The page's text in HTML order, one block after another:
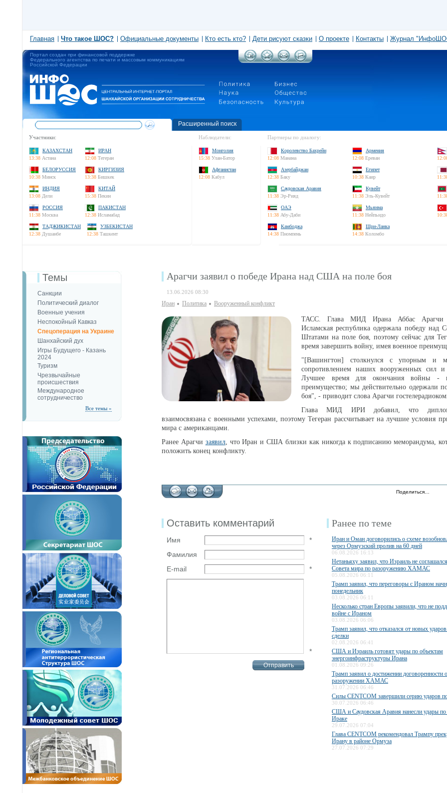
Главная Что такое ШОС? Официальные документы Кто есть кто? Дети рисуют сказки О проекте Контакты Журнал
Портал создан при финансовой поддержке
Федерального агентства по печати и массовым коммуникациям
Российской Федерации
Расширенный поиск
Участники:
КАЗАХСТАН
13:38 Астана
ИРАН
12:08 Тегеран
БЕЛОРУССИЯ
10:38 Минск
КИРГИЗИЯ
13:38 Бишкек
ИНДИЯ
13:08 Дели
КИТАЙ
15:38 Пекин
РОССИЯ
11:38 Москва
ПАКИСТАН
12:38 Исламабад
ТАДЖИКИСТАН
12:38 Душанбе
УЗБЕКИСТАН
12:38 Ташкент
Наблюдатели:
Монголия
15:38 Улан-Батор
Афганистан
12:08 Кабул
Партнеры по диалогу:
Королевство Бахрейн
12:08 Манама
Армения
12:08 Ереван
Азербайджан
12:38 Баку
Египет
10:38 Каир
Саудовская Аравия
11:38 Эр-Рияд
Кувейт
11:38 Эль-Кувейт
ОАЭ
11:38 Абу-Даби
Мьянма
11:38 Нейпьидо
Камбоджа
14:38 Пномпень
Шри-Ланка
14:38 Коломбо
Темы
Санкции
Политический диалог
Военные учения
Неспокойный Кавказ
Спецоперация на Украине
Шанхайский дух
Игры Будущего - Казань
2024
Туризм
Чрезвычайные
происшествия
Международное
сотрудничество
Все темы »
Арагчи заявил о победе Ирана над США на поле боя
13.06.2026 08:30
Иран Политика Вооруженный конфликт
ТАСС. Глава МИД Ирана Аббас Арагчи
Исламская республика одержала победу над
Штатами на поле боя, поэтому сейчас для
время завершить войну, имея военное
"[Вашингтон] столкнулся с упорным и
сопротивлением наших вооруженных сил
Лучшее время для окончания войны -
преимущество; мы действительно одержали
боя", - приводит слова Арагчи
Глава МИД ИРИ добавил, что
взаимосвязана с военными успехами, поэтому Тегеран рассчитывает на лучшие условия
мира с американцами.
Ранее Арагчи заявил, что Иран и США близки как никогда к подписанию меморандума,
положить конец конфликту.
Поделиться…
Оставить комментарий
Имя
*
Фамилия
E-mail
*
*
Ранее по теме
Иран и Оман договорились о схеме
через Ормузский пролив на 60 дней
06.08.2026 16:13
Нетаньяху заявил, что Израиль не
Совета мира по разоружению ХАМАС
05.08.2026 06:11
Трамп заявил, что переговоры с Ираном
понедельник
03.08.2026 06:11
Несколько стран Европы заявили, что не
войне с Ираном
03.08.2026 06:06
Трамп заявил, что отказался от новых
сделки
02.08.2026 06:41
США и Израиль готовят удары по объектам
энергоинфраструктуры Ирана
01.08.2026 09:26
Трамп заявил о достижении договоренности
разоружении ХАМАС
31.07.2026 06:46
Силы CENTCOM завершили серию ударов
30.07.2026 06:46
США и Саудовская Аравия нанесли удары по
Ираке
29.07.2026 07:04
Глава CENTCOM рекомендовал Трампу
Ирану в районе Ормуза
27.07.2026 07:29